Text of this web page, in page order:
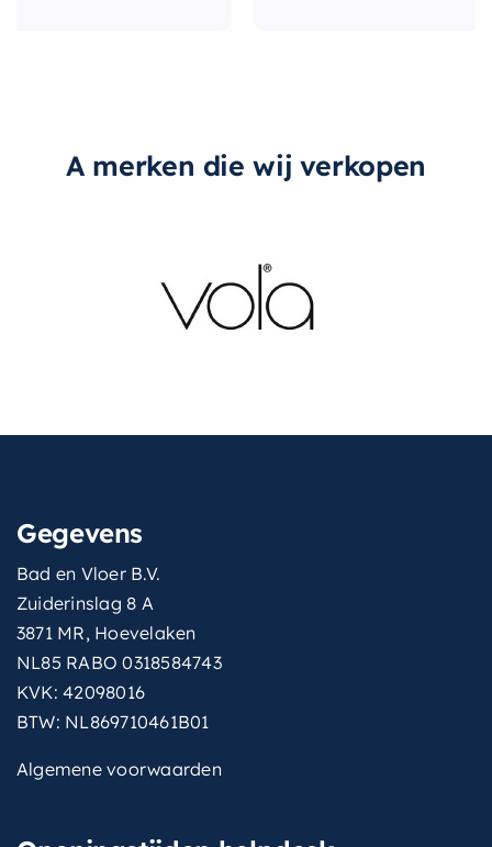
A merken die wij verkopen
Gegevens
Bad en Vloer B.V.
Zuiderinslag 8 A
3871 MR, Hoevelaken
NL85 RABO 0318584743
KVK: 42098016
BTW: NL869710461B01
Algemene voorwaarden